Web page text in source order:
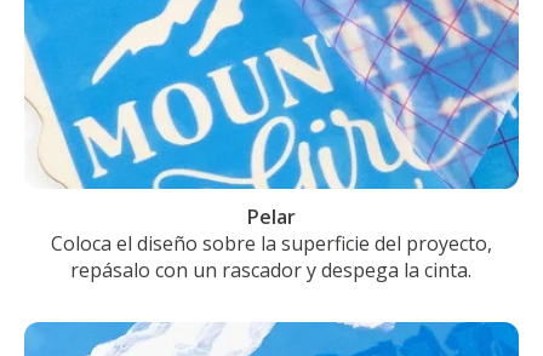
Pelar
Coloca el diseño sobre la superficie del proyecto,
repásalo con un rascador y despega la cinta.